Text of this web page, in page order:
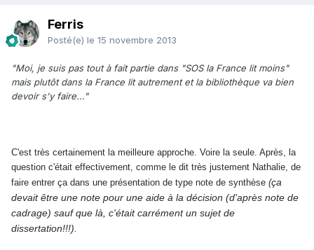
Ferris
Posté(e) le 15 novembre 2013
"Moi, je suis pas tout à fait partie dans "SOS la France lit moins"
mais plutôt dans la France lit autrement et la bibliothèque va bien
devoir s'y faire..."
C'est très certainement la meilleure approche. Voire la seule. Après, la
question c'était effectivement, comme le dit très justement Nathalie, de
faire entrer ça dans une présentation de type note de synthèse (ça
devait être une note pour une aide à la décision (d'après note de
cadrage) sauf que là, c'était carrément un sujet de
dissertation!!!).